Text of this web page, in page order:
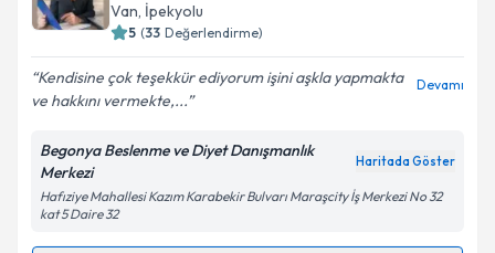
Van, İpekyolu
5 (33 Değerlendirme)
Kendisine çok teşekkür ediyorum işini aşkla yapmakta
ve hakkını vermekte,...
Devamı
Begonya Beslenme ve Diyet Danışmanlık
Merkezi
Haritada Göster
Hafıziye Mahallesi Kazım Karabekir Bulvarı Maraşcity İş Merkezi No 32
kat 5 Daire 32